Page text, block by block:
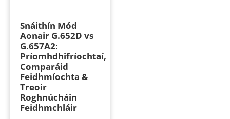
Snáithín Mód
Aonair G.652D vs
G.657A2:
Príomhdhifríochtaí,
Comparáid
Feidhmíochta &
Treoir
Roghnúcháin
Feidhmchláir